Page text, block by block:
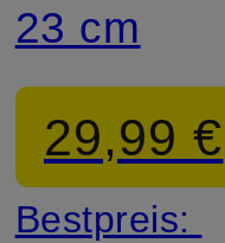
23 cm
29,99 €
Bestpreis: